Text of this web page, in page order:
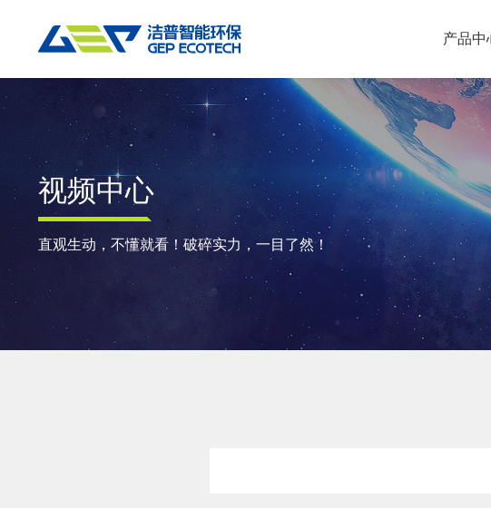
产品中
撕碎设备
双轴撕碎机
单轴撕碎机
粉碎设备
环锤式粉碎机
鼓式粉碎机
轮胎钢丝分离机
通用型粉碎机
破碎
反击式破
颚式破
圆锥破
立轴冲
重型锤
重点应用
RDF/SRF燃料制备系统
大件垃圾资源化系统
生物质资源化系统
生活垃圾资源化系统
物料方案
陈腐垃圾 废电池
风电叶片 废旧电缆
废纸 金属废料
废桶 硬盘
报废汽车 废旧橡胶
热门搜索: 垃圾撕碎机 工业垃圾破碎机
视频中心
直观生动，不懂就看！破碎实力，一目了然！